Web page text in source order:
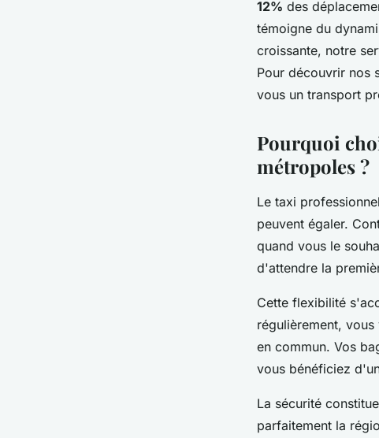
12% des
témoigne du
croissante, notre
Pour découvrir nos
vous un transport
Pourquoi
métropoles ?
Le taxi
peuvent égaler.
quand vous le
d'attendre la
Cette flexibilité
régulièrement,
en commun. Vos
vous bénéficiez
La sécurité
parfaitement la